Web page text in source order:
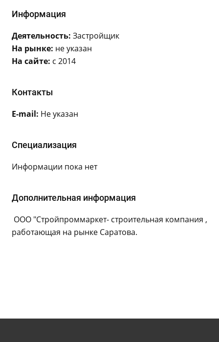
Информация
Деятельность: Застройщик
На рынке: не указан
На сайте: с 2014
Контакты
E-mail: Не указан
Специализация
Информации пока нет
Дополнительная информация
ООО "Стройпроммаркет- строительная компания ,
работающая на рынке Саратова.